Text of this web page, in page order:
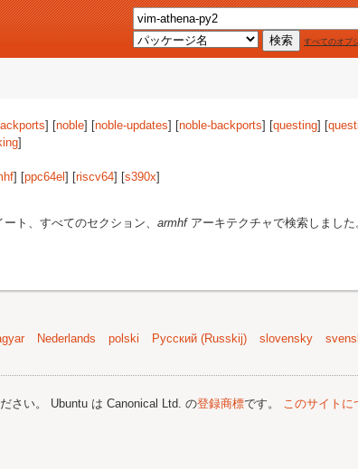
すべてのオプ
] [noble] [noble-updates] [noble-backports] [questing] [
]
] [ppc64el ] [riscv64] [s390x]
ート、すべてのセクション、 armhfアーキテクチャで検索しました
Nederlands polski Русский (Russkij) slovensky
さい。 Ubuntu は Canonical Ltd. の登録商標です。 このサイトに